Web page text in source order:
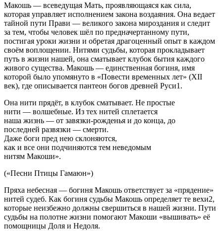
Макошь — всеведущая Мать, проявляющаяся как сила,
которая управляет исполнением закона воздаяния. Она ведает
тайной пути Прави — великого закона мироздания и следит
за тем, чтобы человек шёл по предначертанному пути,
постигая уроки жизни и обретая драгоценный опыт в каждом
своём воплощении. Нитями судьбы, которая прокладывает
путь в жизни нашей, она сматывает клубок бытия каждого
живого существа. Макошь — единственная богиня, имя
которой было упомянуто в «Повести временных лет» (XII
век), где описывается пантеон богов древней Руси1.
Она нити прядёт, в клубок сматывает. Не простые
нити — волшебные. Из тех нитей сплетается
наша жизнь — от завязки-рожденья и до конца, до
последней развязки — смерти.
Даже боги пред нею склоняются,
как и все они подчиняются тем неведомым
нитям Макоши».
(«Песни Птицы Гамаюн»)
Пряха небесная — богиня Макошь ответствует за «прядение»
нитей судеб. Как богиня судьбы Макошь определяет те вехи2,
которые неизбежно должны свершиться в нашей жизни. Пути
судьбы на полотне жизни помогают Макоши «вышивать» её
помощницы Доля и Недоля.